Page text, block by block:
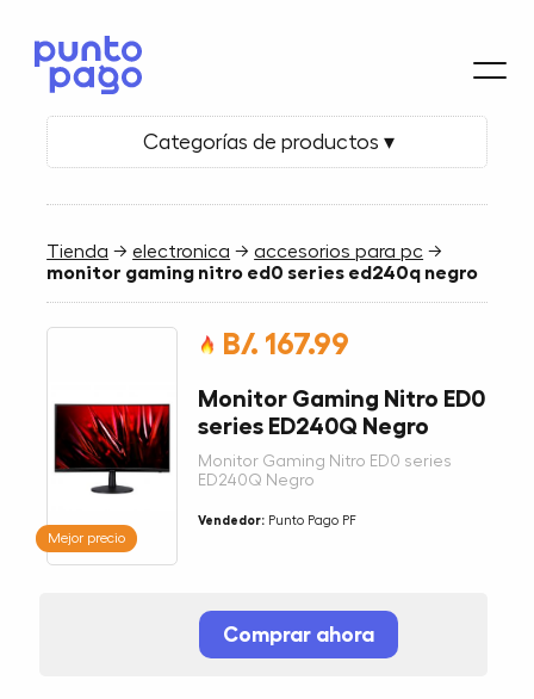
Categorías de productos ▾
Tienda →electronica →accesorios para pc →
monitor gaming nitro ed0 series ed240q negro
Mejor precio
B/. 167.99
Monitor Gaming Nitro ED0
series ED240Q Negro
Monitor Gaming Nitro ED0 series
ED240Q Negro
Vendedor: Punto Pago PF
Comprar ahora